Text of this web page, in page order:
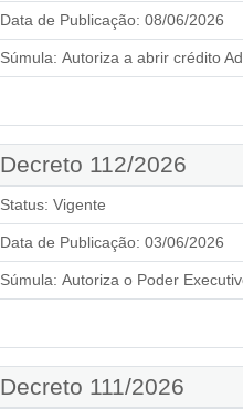
Data de Publicação: 08/06/2026
Súmula: Autoriza a abrir crédito
Decreto 112/2026
Status: Vigente
Data de Publicação: 03/06/2026
Súmula: Autoriza o Poder
Decreto 111/2026